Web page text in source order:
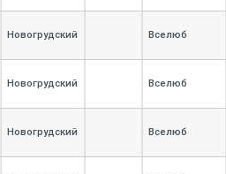
Новогрудский Вселюб
Новогрудский Вселюб
Новогрудский Вселюб